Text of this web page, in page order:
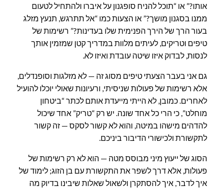
אותו?” או “תוכל להניח סופגנון על איברו ולהתחיל לטעום
ממנו בסגנון מושך?” או הצעות כמו “אל תתרגש, תנעץ מזלג
בעור הרך של הירך הפנימית שלו בעדינות?” רשימות של
טיפים וטריקים, לעיתים מלוות במדריך קטן שמזמין אותך
לנסות, לבדוק איזו שיטה עובדת ואיזו לא.
גם אני בעבר הצעתי טיפים מסוג זה — לא מזלגות וסופנדלים,
אלא רשימות של פעולות שניסיתי, ורעיונות שאולי יוכלו להועיל
לאחרים. כמובן, לא הייתי מייעדת אותם לכתר “ביטחון
מוחלט”, כי הרי כל אחד שונה. יש רק “טריק” אחד שיכול
להדהים מישהו במיטה, והוא לא קשור לסקס — זה קשור
לתקשורת ולכישורי הדיבור ביניכם.
הסוג של ייעוץ מיני מבוסס מטה — הוא לא רק רשימות של
פעולות, אלא דרך לשפר את התקשורת עם בן הזוג; לימוד של
איך לדבר, איך להסתקרן ולשאול שאלות שיבינו בדיוק מה